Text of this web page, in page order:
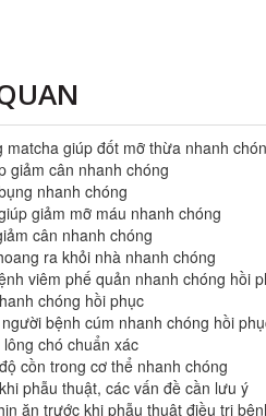
matcha giúp đốt mỡ thừa nhanh
giảm cân nhanh chóng
nhanh chóng
giảm mỡ máu nhanh chóng
cân nhanh chóng
ra khỏi nhà nhanh chóng
viêm phế quản nhanh chóng hồi
chóng hồi phục
bệnh cúm nhanh chóng hồi
chó chuẩn xác
cồn trong cơ thể nhanh chóng
phẫu thuật, các vấn đề cần lưu ý
ăn trước khi phẫu thuật điều trị